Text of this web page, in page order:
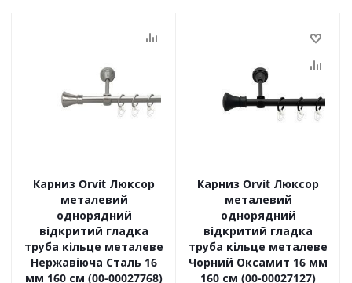
Карниз Orvit Люксор
металевий
однорядний
відкритий гладка
труба кільце металеве
Нержавіюча Сталь 16
мм 160 см (00-00027768)
Карниз Orvit Люксор
металевий
однорядний
відкритий гладка
труба кільце металеве
Чорний Оксамит 16 мм
160 см (00-00027127)